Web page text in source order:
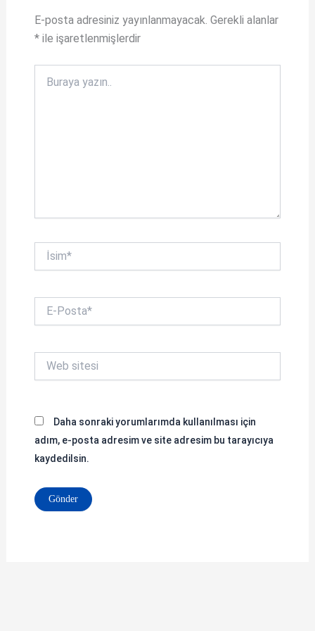
p
k
E-posta adresiniz yayınlanmayacak. Gerekli alanlar
*ile işaretlenmişlerdir
yazın..
İsim*
Posta*
sitesi
Daha sonraki yorumlarımda kullanılması için
adım, e-posta adresim ve site adresim bu tarayıcıya
kaydedilsin.